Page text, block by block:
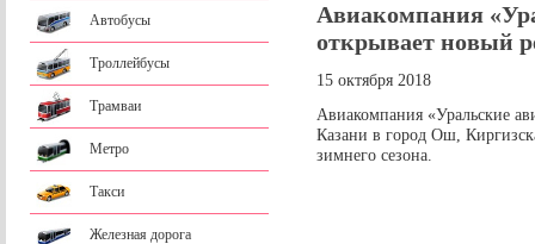
Автобусы
Троллейбусы
Трамваи
Метро
Такси
Железная дорога
Авиакомпания
открывает новый
15 октября 2018
Авиакомпания «Уральские
Казани в город Ош,
зимнего сезона.